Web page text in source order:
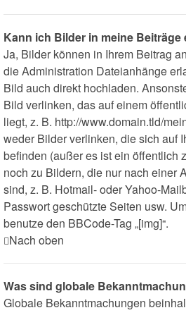
Kann ich Bilder in meine Beiträge
Ja, Bilder können in Ihrem Beitrag
die Administration Dateianhänge
Bild auch direkt hochladen.
Bild verlinken, das auf einem
liegt, z. B. http://www.domain.tld/
weder Bilder verlinken, die sich auf
befinden (außer es ist ein öffentlich
noch zu Bildern, die nur nach einer
sind, z. B. Hotmail- oder Yahoo-
Passwort geschützte Seiten usw.
benutze den BBCode-Tag „[img]“.
Nach oben
Was sind globale
Globale Bekanntmachungen